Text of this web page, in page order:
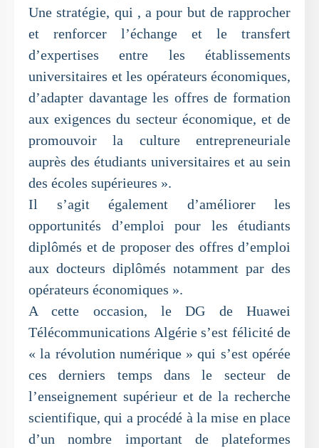
Une stratégie, qui , a pour but de rapprocher
et renforcer l’échange et le transfert
d’expertises entre les établissements
universitaires et les opérateurs économiques,
d’adapter davantage les offres de formation
aux exigences du secteur économique, et de
promouvoir la culture entrepreneuriale
auprès des étudiants universitaires et au sein
des écoles supérieures ».
Il s’agit également d’améliorer les
opportunités d’emploi pour les étudiants
diplômés et de proposer des offres d’emploi
aux docteurs diplômés notamment par des
opérateurs économiques ».
A cette occasion, le DG de Huawei
Télécommunications Algérie s’est félicité de
« la révolution numérique » qui s’est opérée
ces derniers temps dans le secteur de
l’enseignement supérieur et de la recherche
scientifique, qui a procédé à la mise en place
d’un nombre important de plateformes